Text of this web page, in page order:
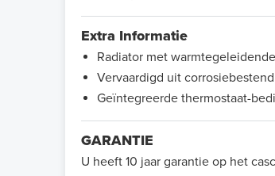
Extra Informatie
Radiator met
Vervaardigd uit
Geïntegreerde thermostaat-
GARANTIE
U heeft 10 jaar garantie op het